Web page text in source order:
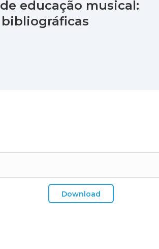
educação musical:
Download